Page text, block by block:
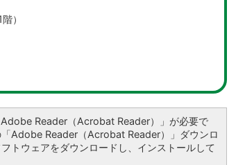
）
Reader（Acrobat Reader）」が必要で
Adobe Reader（Acrobat Reader）」ダウンロ
トウェアをダウンロードし、インストールして